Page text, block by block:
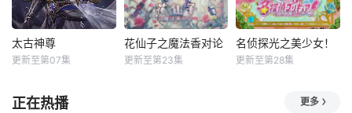
太古神尊
更新至第07集
花仙子之魔法香对论
更新至第23集
名侦探光之美少女！
更新至第28集
正在热播 更多